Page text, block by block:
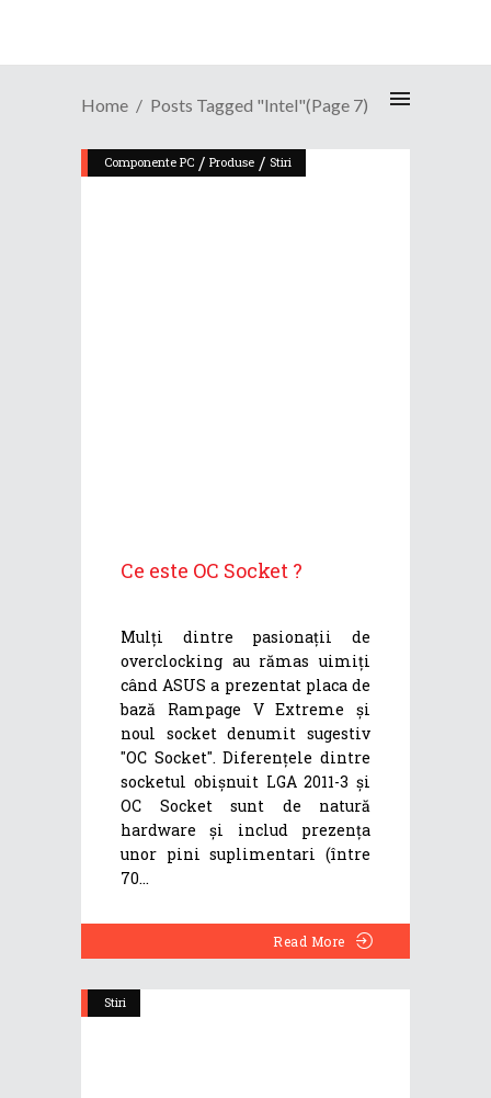
Home Posts Tagged "Intel"(Page 7)
Componente PC / Produse / Stiri
Ce este OC Socket ?
Mulți dintre pasionații de
overclocking au rămas uimiți
când ASUS a prezentat placa de
bază Rampage V Extreme și
noul socket denumit sugestiv
"OC Socket". Diferențele dintre
socketul obișnuit LGA 2011-3 și
OC Socket sunt de natură
hardware și includ prezența
unor pini suplimentari (între
70
Read More
Stiri